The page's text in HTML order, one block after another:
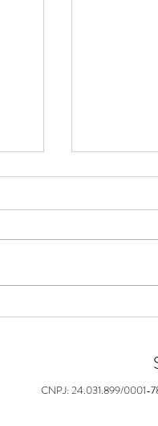
CNPJ: 24.031.899/0001-